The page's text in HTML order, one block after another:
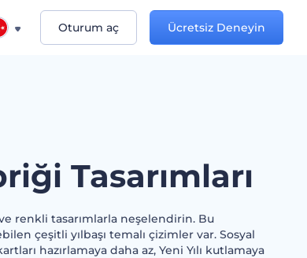
Oturum aç Ücretsiz Deneyin
Tasarımları
renkli tasarımlarla neşelendirin. Bu
çeşitli yılbaşı temalı çizimler var. Sosyal
hazırlamaya daha az, Yeni Yılı kutlamaya